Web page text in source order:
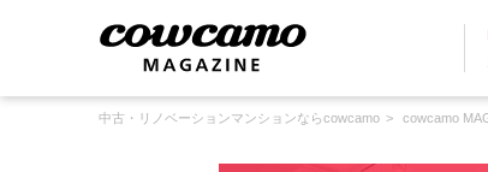
中古・リノベーションマンションならcowcamo cowcamo